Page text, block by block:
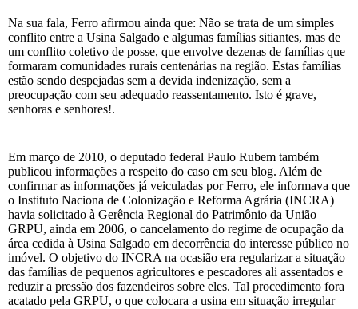
Na sua fala, Ferro afirmou ainda que: Não se trata de um simples
conflito entre a Usina Salgado e algumas famílias sitiantes, mas de
um conflito coletivo de posse, que envolve dezenas de famílias que
formaram comunidades rurais centenárias na região. Estas famílias
estão sendo despejadas sem a devida indenização, sem a
preocupação com seu adequado reassentamento. Isto é grave,
senhoras e senhores!.
Em março de 2010, o deputado federal Paulo Rubem também
publicou informações a respeito do caso em seu blog. Além de
confirmar as informações já veiculadas por Ferro, ele informava que
o Instituto Naciona de Colonização e Reforma Agrária (INCRA)
havia solicitado à Gerência Regional do Patrimônio da União –
GRPU, ainda em 2006, o cancelamento do regime de ocupação da
área cedida à Usina Salgado em decorrência do interesse público no
imóvel. O objetivo do INCRA na ocasião era regularizar a situação
das famílias de pequenos agricultores e pescadores ali assentados e
reduzir a pressão dos fazendeiros sobre eles. Tal procedimento fora
acatado pela GRPU, o que colocara a usina em situação irregular